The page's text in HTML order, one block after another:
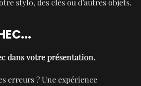
stylo, des clés ou d’autres objets.
dans votre présentation.
erreurs ? Une expérience